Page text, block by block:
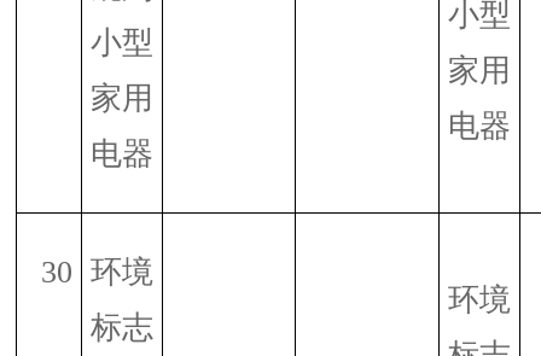
小型
家用
电器
小型
家用
电器
30 环境
标志
环境